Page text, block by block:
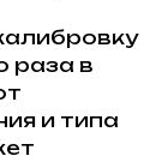
раза в
и типа